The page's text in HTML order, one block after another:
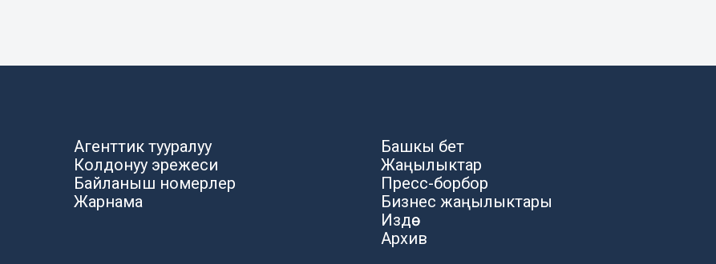
Агенттик тууралуу
Колдонуу эрежеси
Байланыш номерлер
Жарнама
Башкы бет
Жаңылыктар
Пресс-борбор
Бизнес жаңылыктары
Издөө
Архив